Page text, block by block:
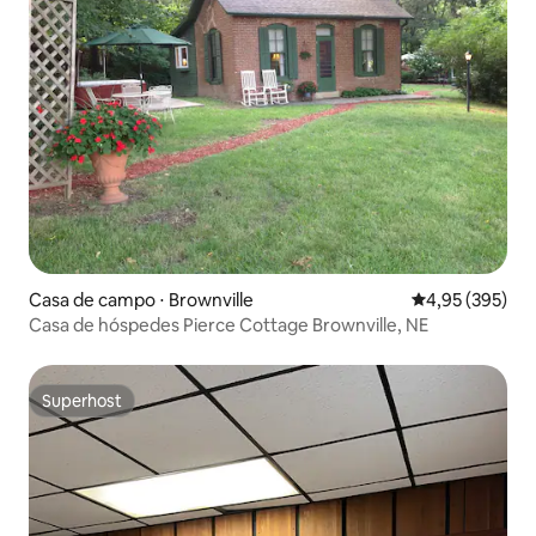
Casa de campo ⋅ Brownville 4,95 de uma
4,95 (395)
Casa de hóspedes Pierce Cottage Brownville, NE
Superhost
Superhost